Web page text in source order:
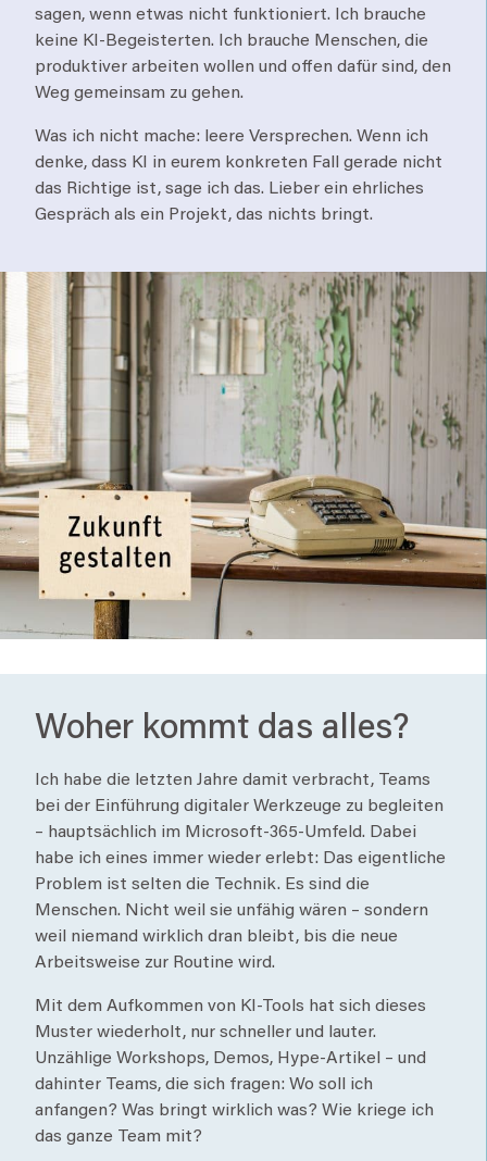
sagen, wenn etwas nicht funktioniert. Ich brauche
keine KI-Begeisterten. Ich brauche Menschen, die
produktiver arbeiten wollen und offen dafür sind, den
Weg gemeinsam zu gehen.
Was ich nicht mache: leere Versprechen. Wenn ich
denke, dass KI in eurem konkreten Fall gerade nicht
das Richtige ist, sage ich das. Lieber ein ehrliches
Gespräch als ein Projekt, das nichts bringt.
Woher kommt das alles?
Ich habe die letzten Jahre damit verbracht, Teams
bei der Einführung digitaler Werkzeuge zu begleiten
– hauptsächlich im Microsoft-365-Umfeld. Dabei
habe ich eines immer wieder erlebt: Das eigentliche
Problem ist selten die Technik. Es sind die
Menschen. Nicht weil sie unfähig wären – sondern
weil niemand wirklich dran bleibt, bis die neue
Arbeitsweise zur Routine wird.
Mit dem Aufkommen von KI-Tools hat sich dieses
Muster wiederholt, nur schneller und lauter.
Unzählige Workshops, Demos, Hype-Artikel – und
dahinter Teams, die sich fragen: Wo soll ich
anfangen? Was bringt wirklich was? Wie kriege ich
das ganze Team mit?